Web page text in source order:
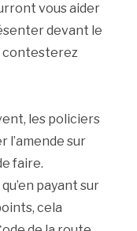
vous aider
devant le
contesterez
les policiers
l’amende sur
faire.
payant sur
cela